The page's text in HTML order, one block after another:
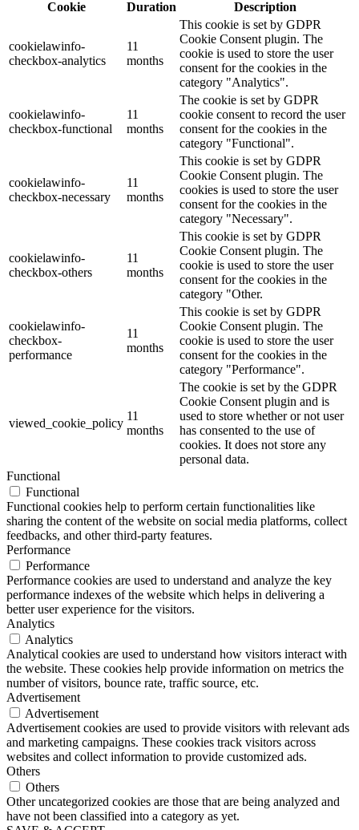
Cookie
Duration Description
cookielawinfo-
checkbox-analytics
11
months
This cookie is set by GDPR
Cookie Consent plugin. The
cookie is used to store the user
consent for the cookies in the
category "Analytics".
cookielawinfo-
checkbox-functional
11
months
The cookie is set by GDPR
cookie consent to record the user
consent for the cookies in the
category "Functional".
cookielawinfo-
checkbox-necessary
11
months
This cookie is set by GDPR
Cookie Consent plugin. The
cookies is used to store the user
consent for the cookies in the
category "Necessary".
cookielawinfo-
checkbox-others
11
months
This cookie is set by GDPR
Cookie Consent plugin. The
cookie is used to store the user
consent for the cookies in the
category "Other.
cookielawinfo-
checkbox-
performance
11
months
This cookie is set by GDPR
Cookie Consent plugin. The
cookie is used to store the user
consent for the cookies in the
category "Performance".
viewed_cookie_policy
11
months
The cookie is set by the GDPR
Cookie Consent plugin and is
used to store whether or not user
has consented to the use of
cookies. It does not store any
personal data.
Functional
Functional
Functional cookies help to perform certain functionalities like
sharing the content of the website on social media platforms, collect
feedbacks, and other third-party features.
Performance
Performance
Performance cookies are used to understand and analyze the key
performance indexes of the website which helps in delivering a
better user experience for the visitors.
Analytics
Analytics
Analytical cookies are used to understand how visitors interact with
the website. These cookies help provide information on metrics the
number of visitors, bounce rate, traffic source, etc.
Advertisement
Advertisement
Advertisement cookies are used to provide visitors with relevant ads
and marketing campaigns. These cookies track visitors across
websites and collect information to provide customized ads.
Others
Others
Other uncategorized cookies are those that are being analyzed and
have not been classified into a category as yet.